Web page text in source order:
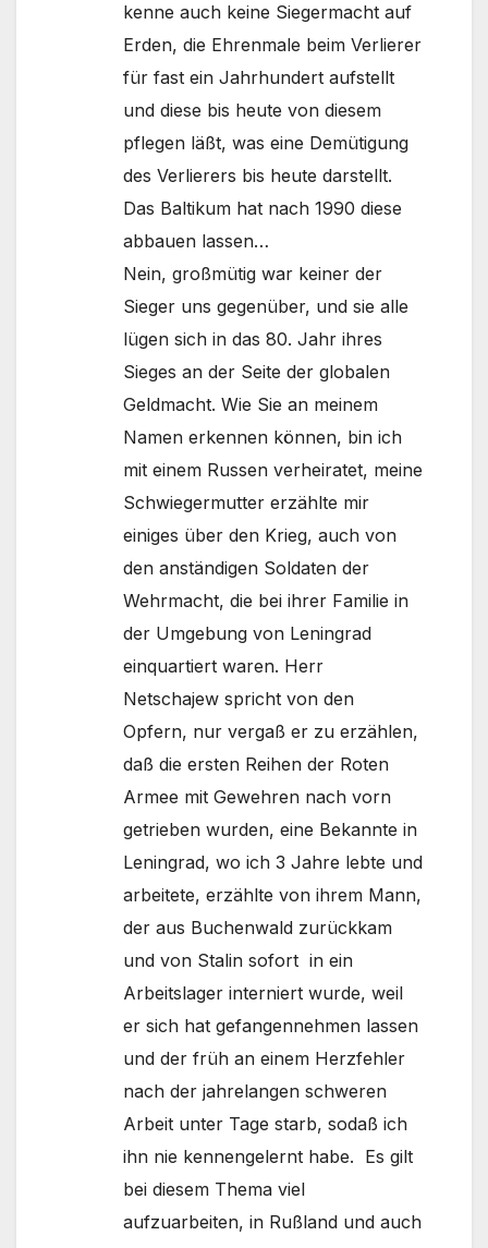
kenne auch keine Siegermacht auf
Erden, die Ehrenmale beim Verlierer
für fast ein Jahrhundert aufstellt
und diese bis heute von diesem
pflegen läßt, was eine Demütigung
des Verlierers bis heute darstellt.
Das Baltikum hat nach 1990 diese
abbauen lassen…
Nein, großmütig war keiner der
Sieger uns gegenüber, und sie alle
lügen sich in das 80. Jahr ihres
Sieges an der Seite der globalen
Geldmacht. Wie Sie an meinem
Namen erkennen können, bin ich
mit einem Russen verheiratet, meine
Schwiegermutter erzählte mir
einiges über den Krieg, auch von
den anständigen Soldaten der
Wehrmacht, die bei ihrer Familie in
der Umgebung von Leningrad
einquartiert waren. Herr
Netschajew spricht von den
Opfern, nur vergaß er zu erzählen,
daß die ersten Reihen der Roten
Armee mit Gewehren nach vorn
getrieben wurden, eine Bekannte in
Leningrad, wo ich 3 Jahre lebte und
arbeitete, erzählte von ihrem Mann,
der aus Buchenwald zurückkam
und von Stalin sofort in ein
Arbeitslager interniert wurde, weil
er sich hat gefangennehmen lassen
und der früh an einem Herzfehler
nach der jahrelangen schweren
Arbeit unter Tage starb, sodaß ich
ihn nie kennengelernt habe. Es gilt
bei diesem Thema viel
aufzuarbeiten, in Rußland und auch